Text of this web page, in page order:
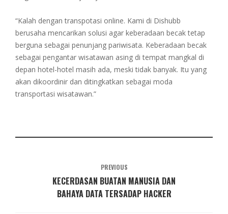
“Kalah dengan transpotasi online. Kami di Dishubb
berusaha mencarikan solusi agar keberadaan becak tetap
berguna sebagai penunjang pariwisata. Keberadaan becak
sebagai pengantar wisatawan asing di tempat mangkal di
depan hotel-hotel masih ada, meski tidak banyak. Itu yang
akan dikoordinir dan ditingkatkan sebagai moda
transportasi wisatawan.”
PREVIOUS
KECERDASAN BUATAN MANUSIA DAN
BAHAYA DATA TERSADAP HACKER